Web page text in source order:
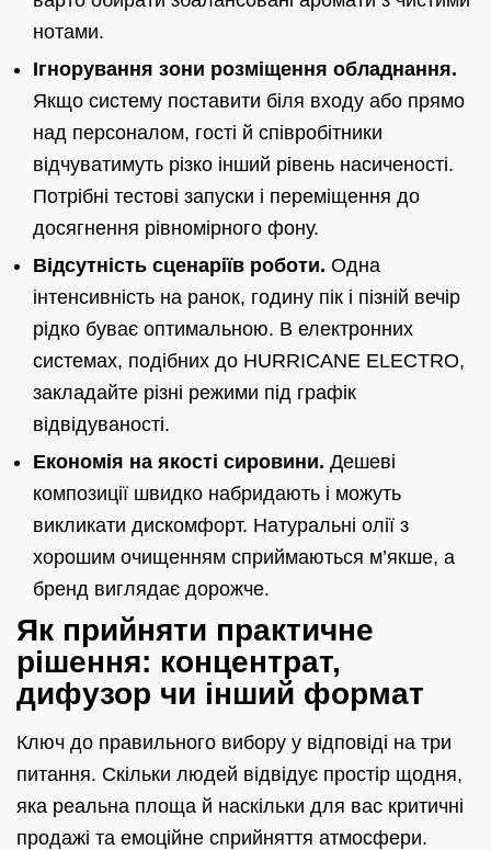
нотами.
Ігнорування зони розміщення обладнання.
Якщо систему поставити біля входу або прямо
над персоналом, гості й співробітники
відчуватимуть різко інший рівень насиченості.
Потрібні тестові запуски і переміщення до
досягнення рівномірного фону.
Відсутність сценаріїв роботи. Одна
інтенсивність на ранок, годину пік і пізній вечір
рідко буває оптимальною. В електронних
системах, подібних до HURRICANE ELECTRO,
закладайте різні режими під графік
відвідуваності.
Економія на якості сировини. Дешеві
композиції швидко набридають і можуть
викликати дискомфорт. Натуральні олії з
хорошим очищенням сприймаються м’якше, а
бренд виглядає дорожче.
Як прийняти практичне
рішення: концентрат,
дифузор чи інший формат
Ключ до правильного вибору у відповіді на три
питання. Скільки людей відвідує простір щодня,
яка реальна площа й наскільки для вас критичні
продажі та емоційне сприйняття атмосфери.